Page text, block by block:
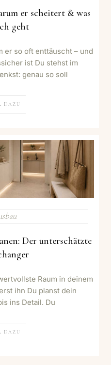
er scheitert & was
geht
er so oft enttäuscht – und
ist Du stehst im
genau so soll
DAZU
Der unterschätzte
Raum in deinem
ihn Du planst dein
ins Detail. Du
DAZU